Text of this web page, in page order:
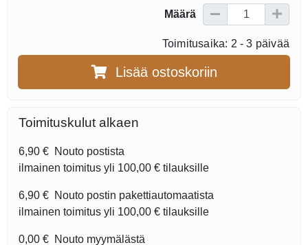
Määrä
Toimitusaika: 2 - 3 päivää
Lisää ostoskoriin
Toimituskulut alkaen
6,90 € Nouto postista
ilmainen toimitus yli 100,00 € tilauksille
6,90 € Nouto postin pakettiautomaatista
ilmainen toimitus yli 100,00 € tilauksille
0,00 € Nouto myymälästä